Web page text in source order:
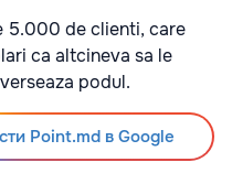
5.000 de clienti, care
ca altcineva sa le
podul.
Point.md в Google